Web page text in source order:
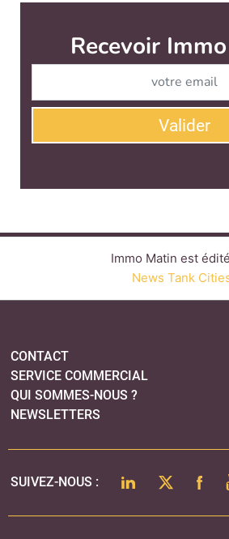
Immo Matin est
QUI SOMMES-NOUS ?
LINKEDINTWITTER
MENTIONS LÉGALES
POLITIQUE DE CONFIDENTIALITÉ
COOKIES